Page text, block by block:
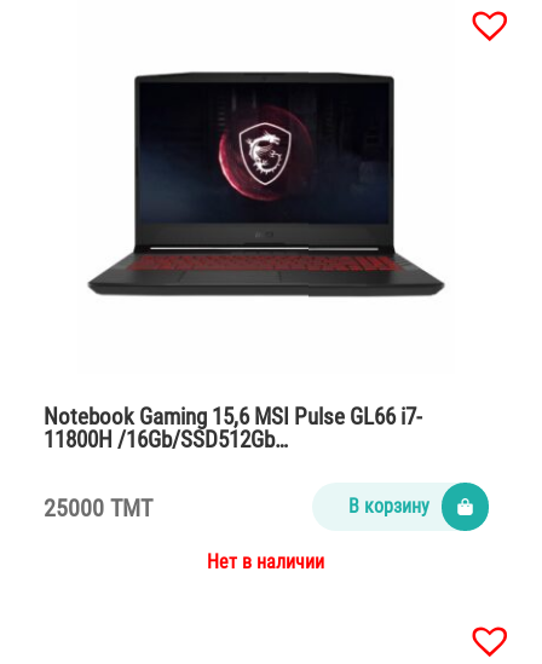
Notebook Gaming 15,6 MSI Pulse GL66 i7-
11800H /16Gb/SSD512Gb…
25000 TMT В корзину
Нет в наличии